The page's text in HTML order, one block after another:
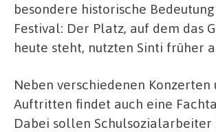
besondere historische
Festival: Der Platz, auf dem das
heute steht, nutzten Sinti früher
Neben verschiedenen Konzerten
Auftritten findet auch eine
Dabei sollen Schulsozialarbeiter